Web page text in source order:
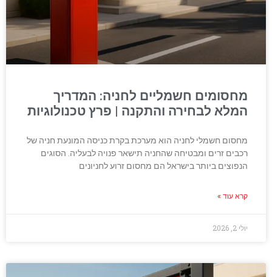
מחסומים חשמליים לחניה: המדריך
המלא לבחירה והתקנה | פרץ טכנולוגיות
מחסום חשמלי לחניה הוא מערכת בקרת כניסה המונעת חניה של
רכבים זרים ומבטיחה שהחניה תישאר פנויה לבעליה. הסוגים
הנפוצים ביותר בישראל הם מחסום זרוע לחניונים
קרא עוד »
יולי 2, 2026